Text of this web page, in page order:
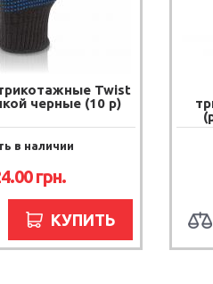
Twist
черные (10 р)
в наличии
грн.
КУПИТЬ